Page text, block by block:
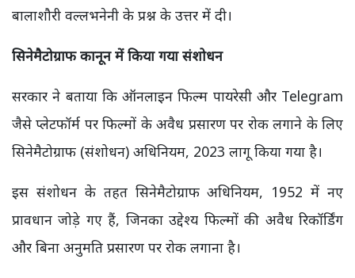
बालाशौरी वल्लभनेनी के प्रश्न के उत्तर में दी।
सिनेमैटोग्राफ कानून में किया गया संशोधन
सरकार ने बताया कि ऑनलाइन फिल्म पायरेसी और Telegram
जैसे प्लेटफॉर्म पर फिल्मों के अवैध प्रसारण पर रोक लगाने के लिए
सिनेमैटोग्राफ (संशोधन) अधिनियम, 2023 लागू किया गया है।
इस संशोधन के तहत सिनेमैटोग्राफ अधिनियम, 1952 में नए
प्रावधान जोड़े गए हैं, जिनका उद्देश्य फिल्मों की अवैध रिकॉर्डिंग
और बिना अनुमति प्रसारण पर रोक लगाना है।